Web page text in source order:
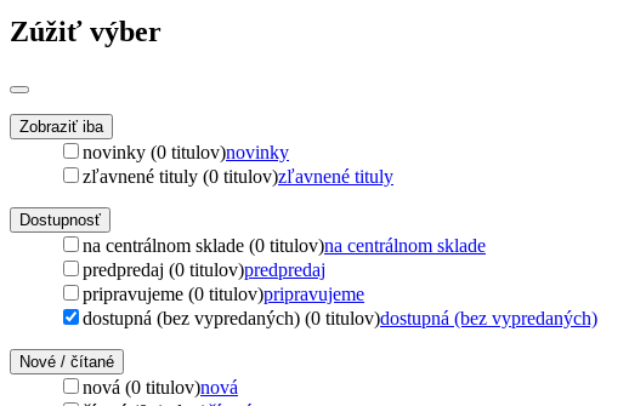
Zúžiť výber
Zobraziť iba
novinky (0 titulov)novinky
zľavnené tituly (0 titulov)zľavnené tituly
Dostupnosť
na centrálnom sklade (0 titulov)na centrálnom sklade
predpredaj (0 titulov)predpredaj
pripravujeme (0 titulov)pripravujeme
dostupná (bez vypredaných) (0 titulov)dostupná (bez vypredaných)
Nové / čítané
nová (0 titulov)nová